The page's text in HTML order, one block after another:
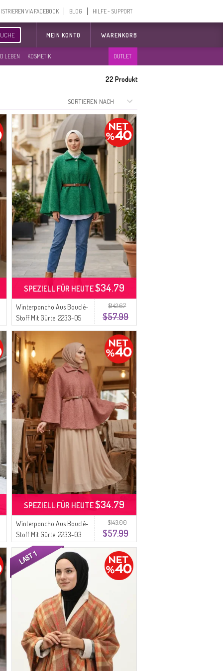
VIA FACEBOOK BLOG HILFE - SUPPORT
MEIN KONTO WARENKORB
LEBEN KOSMETIK OUTLET
22 Produkt
$142.67
$57.99
Winterponcho Aus Bouclé-
Stoff Mit Gürtel 2233-05
Grün
SPEZIELL FÜR HEUTE$34.79
$143.00
$57.99
Winterponcho Aus Bouclé-
Stoff Mit Gürtel 2233-03
Rose Pink
SPEZIELL FÜR HEUTE$34.79